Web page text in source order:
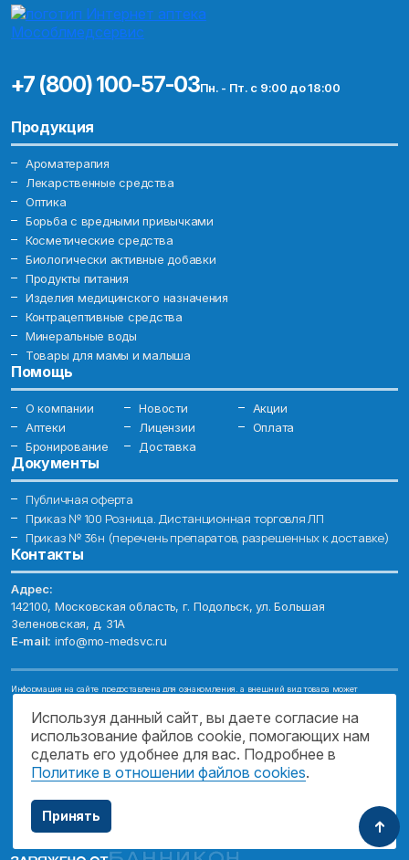
+7 (800) 100-57-03Пн. - Пт. с 9:00 до 18:00
Продукция
Ароматерапия
Лекарственные средства
Оптика
Борьба с вредными привычками
Косметические средства
Биологически активные добавки
Продукты питания
Изделия медицинского назначения
Контрацептивные средства
Минеральные воды
Товары для мамы и малыша
Помощь
О компании Новости
Акции
Аптеки
Лицензии
Оплата
Бронирование
Доставка
Документы
Публичная оферта
Приказ № 100 Розница. Дистанционная торговля ЛП
Приказ № 36н (перечень препаратов, разрешенных к доставке)
Контакты
Адрес:
142100, Московская область, г. Подольск, ул. Большая
Зеленовская, д. 31А
E-mail: info@mo-medsvc.ru
Информация на сайте предоставлена для ознакомления, а внешний вид товара может
Имеются противопоказания, проконсультируйтесь со специалистом!
© 2026. ГОСУДАРСТВЕННОЕ БЮДЖЕТНОЕ УЧРЕЖДЕНИЕ МОСКОВСКОЙ
ОБЛАСТИ "МОСОБЛМЕДСЕРВИС"
ПОДДЕРЖКА САЙТА
Используя данный сайт, вы даете согласие на
использование файлов cookie, помогающих нам
сделать его удобнее для вас. Подробнее в
Политике в отношении файлов cookies.
Принять